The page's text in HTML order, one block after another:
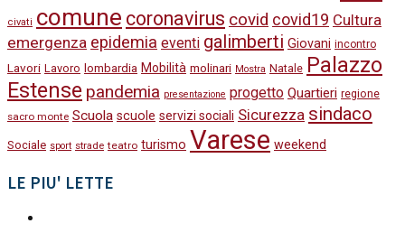
civati comune coronavirus covid covid19 Cultura
emergenza epidemia eventi galimberti Giovani incontro
Lavori Lavoro lombardia Mobilità molinari Mostra Natale Palazzo
Estense pandemia presentazione progetto Quartieri regione
sacro monte Scuola scuole servizi sociali Sicurezza sindaco
Sociale sport strade teatro turismo Varese weekend
LE PIU' LETTE